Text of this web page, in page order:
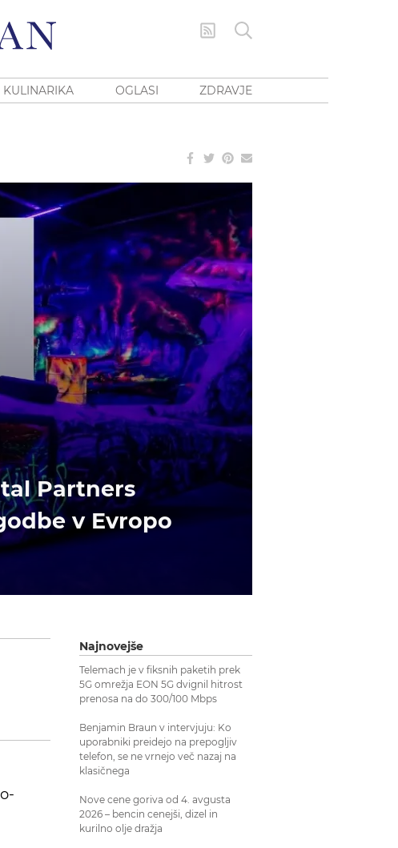
KULINARIKA OGLASI ZDRAVJE
Partners
v Evropo
Najnovejše
Telemach je v fiksnih paketih prek
5G omrežja EON 5G dvignil hitrost
prenosa na do 300/100 Mbps
Benjamin Braun v intervjuju: Ko
uporabniki preidejo na prepogljiv
telefon, se ne vrnejo več nazaj na
klasičnega
Nove cene goriva od 4. avgusta
2026 – bencin cenejši, dizel in
kurilno olje dražja